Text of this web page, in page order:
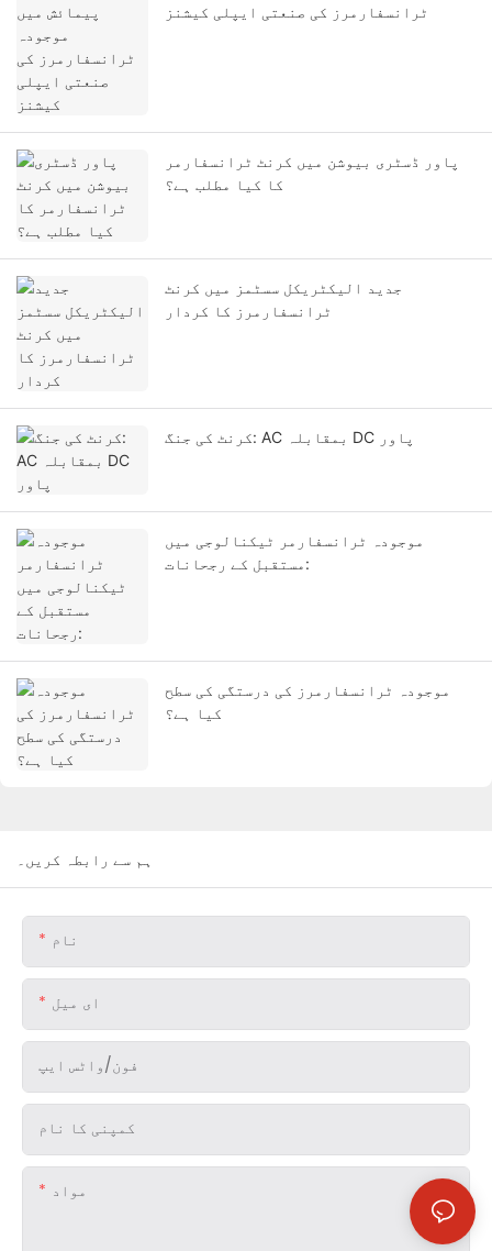
ٹرانسفارمرز کی صنعتی ایپلی کیشنز
پاور ڈسٹری بیوشن میں کرنٹ ٹرانسفارمر
کا کیا مطلب ہے؟
جدید الیکٹریکل سسٹمز میں کرنٹ
ٹرانسفارمرز کا کردار
کرنٹ کی جنگ: AC بمقابلہ DC پاور
موجودہ ٹرانسفارمر ٹیکنالوجی میں
مستقبل کے رجحانات:
موجودہ ٹرانسفارمرز کی درستگی کی سطح
کیا ہے؟
ہم سے رابطہ کریں۔
نام
ای میل
فون/واٹس ایپ
کمپنی کا نام
مواد